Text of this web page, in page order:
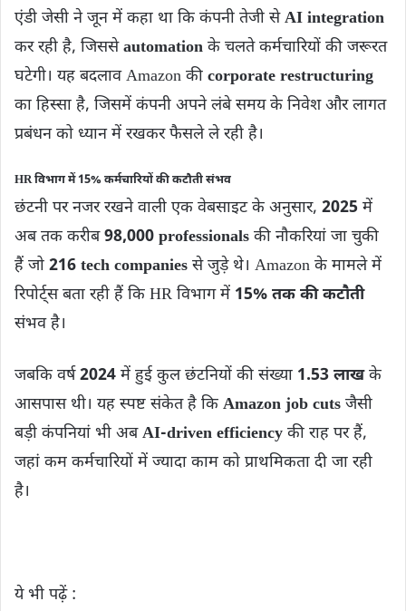
एंडी जेसी ने जून में कहा था कि कंपनी तेजी सेAI integration
कर रही है, जिससेautomation के चलते कर्मचारियों की जरूरत
घटेगी। यह बदलाव Amazon की corporate restructuring
का हिस्सा है, जिसमें कंपनी अपने लंबे समय के निवेश और लागत
प्रबंधन को ध्यान में रखकर फैसले ले रही है।
HR विभाग में 15% कर्मचारियों की कटौती संभव
छंटनी पर नजर रखने वाली एक वेबसाइट के अनुसार, 2025 में
अब तक करीब98,000 professionals की नौकरियां जा चुकी
हैं जो 216 tech companies से जुड़े थे। Amazon के मामले में
रिपोर्ट्स बता रही हैं कि HR विभाग में 15% तक की कटौती
संभव है।
जबकि वर्ष2024 में हुई कुल छंटनियों की संख्या 1.53 लाखके
आसपास थी। यह स्पष्ट संकेत है कि Amazon job cuts जैसी
बड़ी कंपनियां भी अबAI-driven efficiency की राह पर हैं,
जहां कम कर्मचारियों में ज्यादा काम को प्राथमिकता दी जा रही
है।
ये भी पढ़ें :